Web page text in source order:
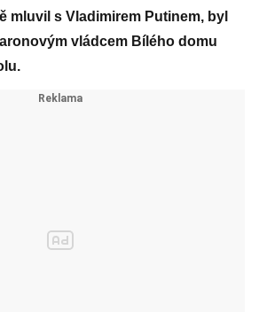
mluvil s Vladimirem Putinem, byl
vládcem Bílého domu